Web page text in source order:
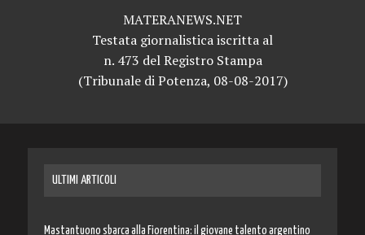
MATERANEWS.NET
Testata giornalistica iscritta al
n. 473 del Registro Stampa
(Tribunale di Potenza, 08-08-2017)
ULTIMI ARTICOLI
Mastantuono sbarca alla Fiorentina: il giovane talento argentino